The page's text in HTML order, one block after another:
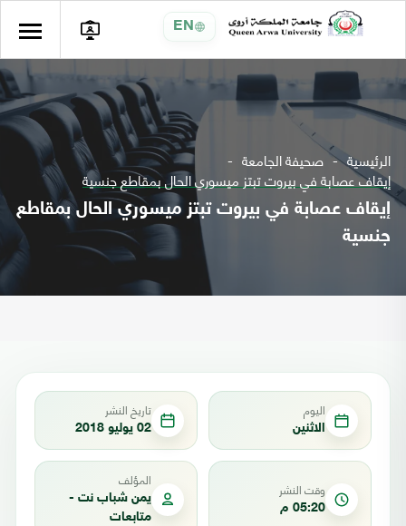
EN
الرئيسية صحيفة الجامعة
إيقاف عصابة في بيروت تبتز ميسوري الحال بمقاطع جنسية
إيقاف عصابة في بيروت تبتز ميسوري الحال بمقاطع
جنسية
اليوم
الاثنين
تاريخ النشر
02 يوليو 2018
وقت النشر
05:20 م
المؤلف
يمن شباب نت -
متابعات